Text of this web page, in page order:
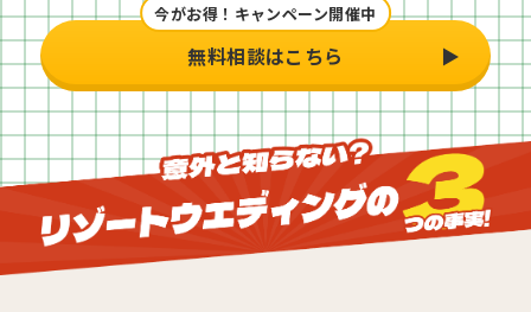
今がお得！キャンペーン開催中
無料相談はこちら